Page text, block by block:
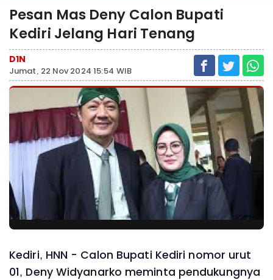
Pesan Mas Deny Calon Bupati
Kediri Jelang Hari Tenang
D1N
Jumat, 22 Nov 2024 15:54 WIB
Kediri, HNN - Calon Bupati Kediri nomor urut
01, Deny Widyanarko meminta pendukungnya